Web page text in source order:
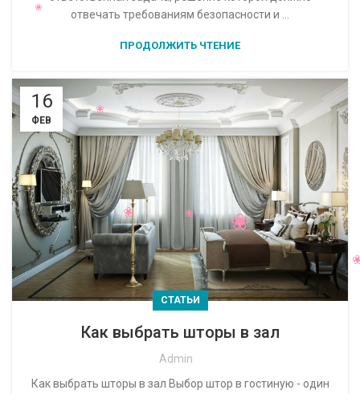
отвечать требованиям безопасности и ...
ПРОДОЛЖИТЬ ЧТЕНИЕ
16
ФЕВ
СТАТЬИ
Как выбрать шторы в зал
Admin
Как выбрать шторы в зал Выбор штор в гостиную - один